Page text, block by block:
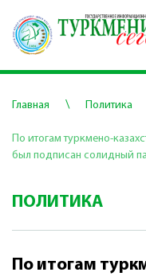
Главная \ Политика
По итогам туркмено-
был подписан солидный
ПОЛИТИКА
По итогам